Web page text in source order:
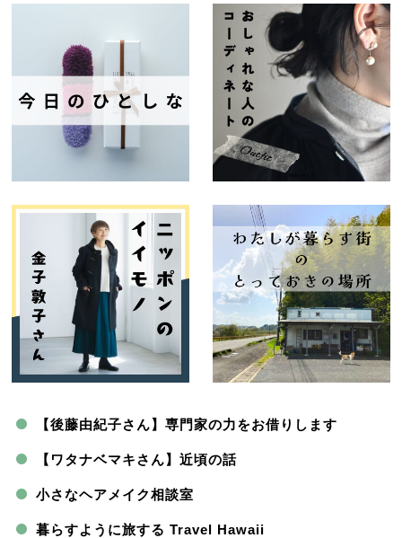
【後藤由紀子さん】専門家の力をお借りします
【ワタナベマキさん】近頃の話
小さなヘアメイク相談室
暮らすように旅する Travel Hawaii